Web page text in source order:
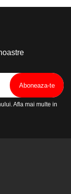
Afla mai multe in